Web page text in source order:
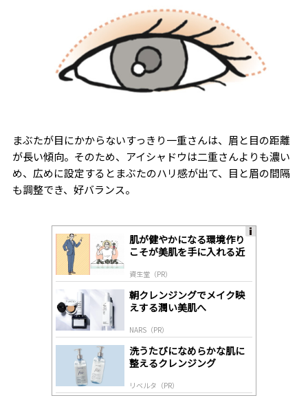
まぶたが目にかからないすっきり一重さんは、眉と目の距離
が長い傾向。そのため、アイシャドウは二重さんよりも濃い
め、広めに設定するとまぶたのハリ感が出て、目と眉の間隔
も調整でき、好バランス。
肌が健やかになる環境作り
こそが美肌を手に入れる近
資生堂（PR）
朝クレンジングでメイク映
えする潤い美肌へ
NARS（PR）
洗うたびになめらかな肌に
整えるクレンジング
リベルタ（PR）